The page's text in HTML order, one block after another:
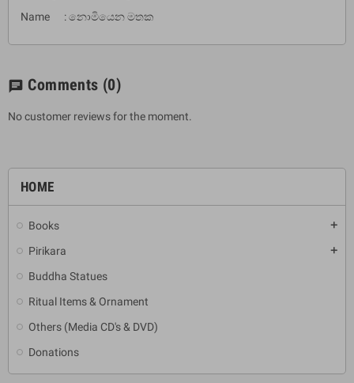
HOME
Books add
Pirikara add
Buddha Statues
Ritual Items & Ornament
Others (Media CD's & DVD)
Donations
Name : නොමියෙන මතක
chat Comments (0)
No customer reviews for the moment.